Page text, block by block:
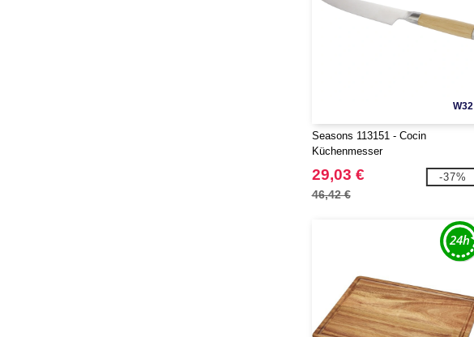
W32
Seasons 113151 - Cocin
Küchenmesser
29,03 €
46,42 €
-37%